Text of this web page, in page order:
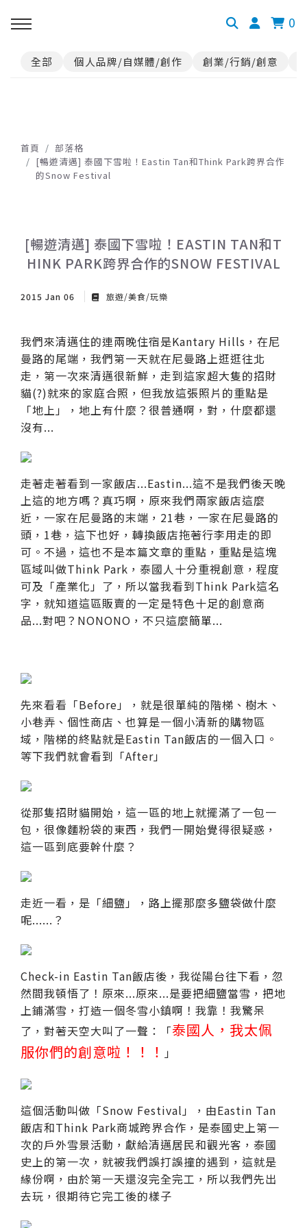
0
全部 個人品牌/自媒體/創作 創業/行銷/創意
首頁
部落格
[暢遊清邁] 泰國下雪啦！Eastin Tan和Think Park跨界合作
的Snow Festival
[暢遊清邁] 泰國下雪啦！EASTIN TAN和T
HINK PARK跨界合作的SNOW FESTIVAL
2015 Jan 06 旅遊/美食/玩樂
我們來清邁住的連兩晚住宿是Kantary Hills，在尼
曼路的尾端，我們第一天就在尼曼路上逛逛往北
走，第一次來清邁很新鮮，走到這家超大隻的招財
貓(?)就來的家庭合照，但我放這張照片的重點是
「地上」，地上有什麼？很普通啊，對，什麼都還
沒有...
走著走著看到一家飯店...Eastin...這不是我們後天晚
上這的地方嗎？真巧啊，原來我們兩家飯店這麼
近，一家在尼曼路的末端，21巷，一家在尼曼路的
頭，1巷，這下也好，轉換飯店拖著行李用走的即
可。不過，這也不是本篇文章的重點，重點是這塊
區域叫做Think Park，泰國人十分重視創意，程度
可及「產業化」了，所以當我看到Think Park這名
字，就知道這區販賣的一定是特色十足的創意商
品...對吧？NONONO，不只這麼簡單...
先來看看「Before」，就是很單純的階梯、樹木、
小巷弄、個性商店、也算是一個小清新的購物區
域，階梯的終點就是Eastin Tan飯店的一個入口。
等下我們就會看到「After」
從那隻招財貓開始，這一區的地上就擺滿了一包一
包，很像麵粉袋的東西，我們一開始覺得很疑惑，
這一區到底要幹什麼？
走近一看，是「細鹽」，路上擺那麼多鹽袋做什麼
呢......？
Check-in Eastin Tan飯店後，我從陽台往下看，忽
然間我頓悟了！原來...原來...是要把細鹽當雪，把地
上鋪滿雪，打造一個冬雪小鎮啊！我靠！我驚呆
了，對著天空大叫了一聲：「泰國人，我太佩
服你們的創意啦！！！ 」
這個活動叫做「Snow Festival」，由Eastin Tan
飯店和Think Park商城跨界合作，是泰國史上第一
次的戶外雪景活動，獻給清邁居民和觀光客，泰國
史上的第一次，就被我們誤打誤撞的遇到，這就是
緣份啊，由於第一天還沒完全完工，所以我們先出
去玩，很期待它完工後的樣子